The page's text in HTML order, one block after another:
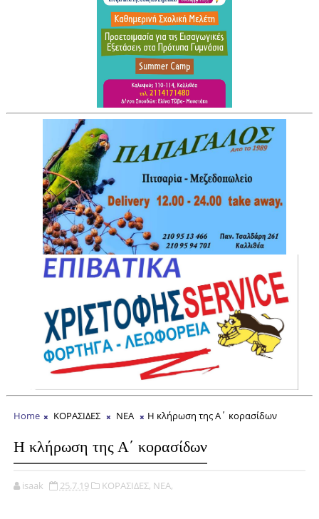
Home ΚΟΡΑΣΙΔΕΣ ΝΕΑ Η κλήρωση της Α΄ κορασίδων
Η κλήρωση της Α΄ κορασίδων
isaak 25.7.19 ΚΟΡΑΣΙΔΕΣ, ΝΕΑ,